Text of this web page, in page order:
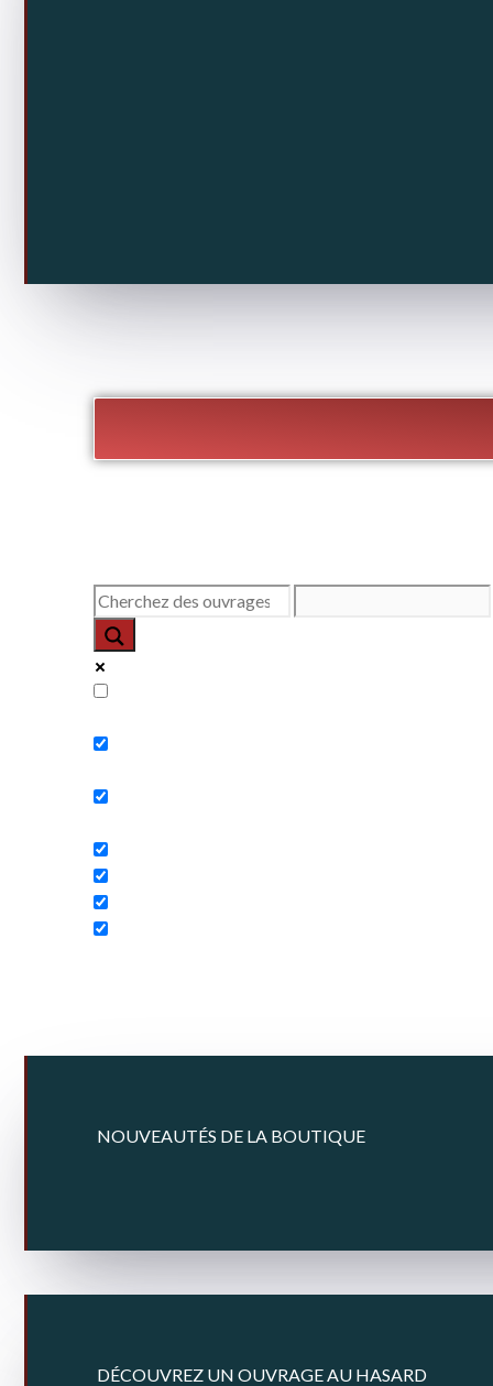
NOUVEAUTÉS DE LA BOUTIQUE
DÉCOUVREZ UN OUVRAGE AU HASARD